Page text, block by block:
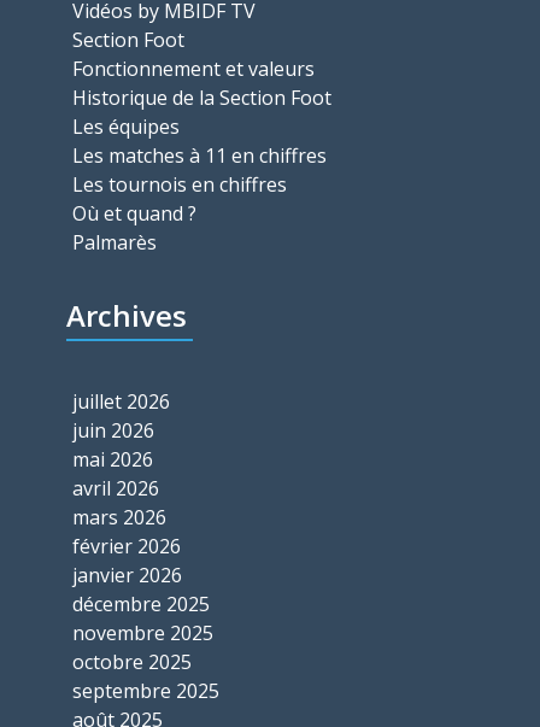
Vidéos by MBIDF TV
Section Foot
Fonctionnement et valeurs
Historique de la Section Foot
Les équipes
Les matches à 11 en chiffres
Les tournois en chiffres
Où et quand ?
Palmarès
Archives
juillet 2026
juin 2026
mai 2026
avril 2026
mars 2026
février 2026
janvier 2026
décembre 2025
novembre 2025
octobre 2025
septembre 2025
août 2025